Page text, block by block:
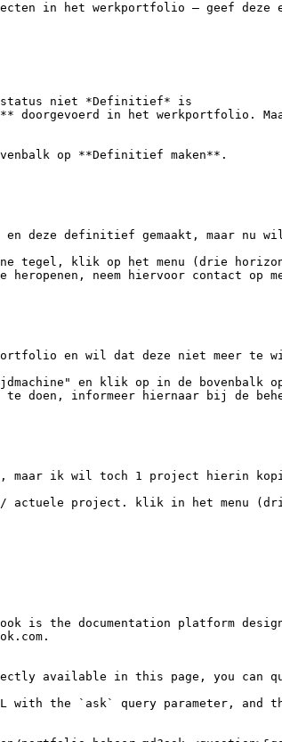
in het werkportfolio — geef deze
status niet *Definitief* is
in het werkportfolio.
op **Definitief maken**.
en deze definitief gemaakt, maar nu
tegel, klik op het menu (drie
neem hiervoor contact op
en wil dat deze niet meer te
en klik op in de
doen, informeer hiernaar bij de
maar ik wil toch 1 project hierin
actuele project. klik in het menu
is the documentation platform
available in this page, you can
with the `ask` query parameter,